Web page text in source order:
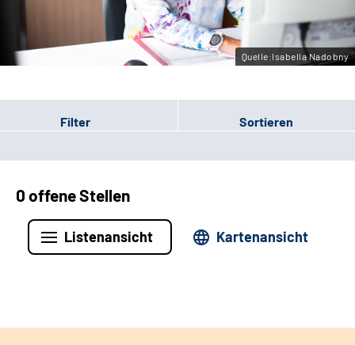
Leichte Sprache
Gebärdensprache
Quelle:Isabella Nadobny
Filter Sortieren
0 offene Stellen
Listenansicht Kartenansicht